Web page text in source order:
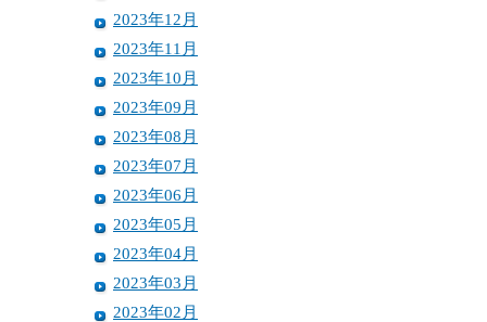
2023年12月
2023年11月
2023年10月
2023年09月
2023年08月
2023年07月
2023年06月
2023年05月
2023年04月
2023年03月
2023年02月